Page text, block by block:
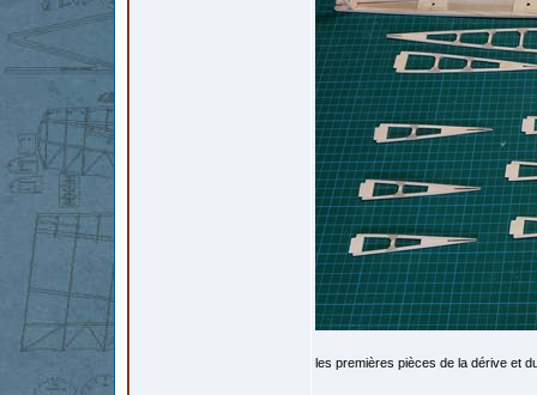
les premières pièces de la dérive et